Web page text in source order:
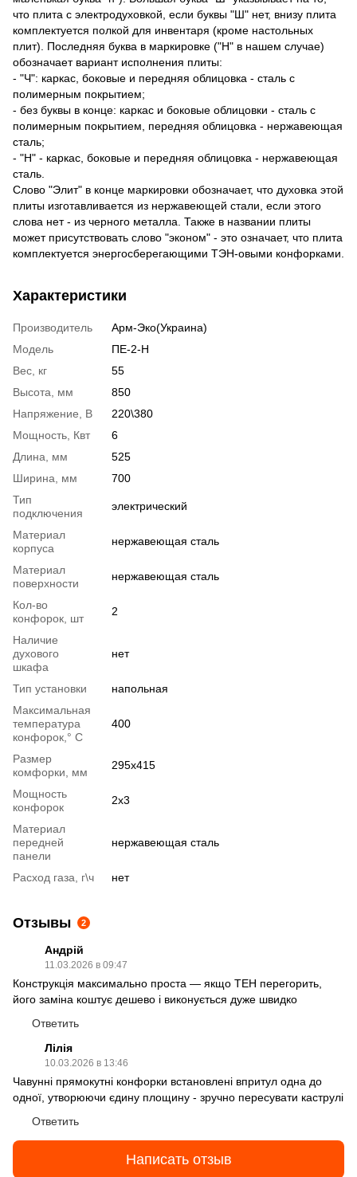
что плита с электродуховкой, если буквы "Ш" нет, внизу плита
комплектуется полкой для инвентаря (кроме настольных
плит). Последняя буква в маркировке ("Н" в нашем случае)
обозначает вариант исполнения плиты:
- "Ч": каркас, боковые и передняя облицовка - сталь с
полимерным покрытием;
- без буквы в конце: каркас и боковые облицовки - сталь с
полимерным покрытием, передняя облицовка - нержавеющая
сталь;
- "Н" - каркас, боковые и передняя облицовка - нержавеющая
сталь.
Слово "Элит" в конце маркировки обозначает, что духовка этой
плиты изготавливается из нержавеющей стали, если этого
слова нет - из черного металла. Также в названии плиты
может присутствовать слово "эконом" - это означает, что плита
комплектуется энергосберегающими ТЭН-овыми конфорками.
Характеристики
Производитель
Арм-Эко(Украина)
Модель
ПЕ-2-Н
Вес, кг
55
Высота, мм
850
Напряжение, В
220\380
Мощность, Квт
6
Длина, мм
525
Ширина, мм
700
Тип
подключения
электрический
Материал
корпуса
нержавеющая сталь
Материал
поверхности
нержавеющая сталь
Кол-во
конфорок, шт
2
Наличие
духового
шкафа
нет
Тип установки
напольная
Максимальная
температура
конфорок,° С
400
Размер
комфорки, мм
295х415
Мощность
конфорок
2х3
Материал
передней
панели
нержавеющая сталь
Расход газа, г\ч нет
Отзывы 2
Андрій
11.03.2026 в 09:47
Конструкція максимально проста — якщо ТЕН перегорить,
його заміна коштує дешево і виконується дуже швидко
Ответить
Лілія
10.03.2026 в 13:46
Чавунні прямокутні конфорки встановлені впритул одна до
одної, утворюючи єдину площину - зручно пересувати каструлі
Ответить
Написать отзыв